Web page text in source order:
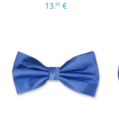
13.95 €